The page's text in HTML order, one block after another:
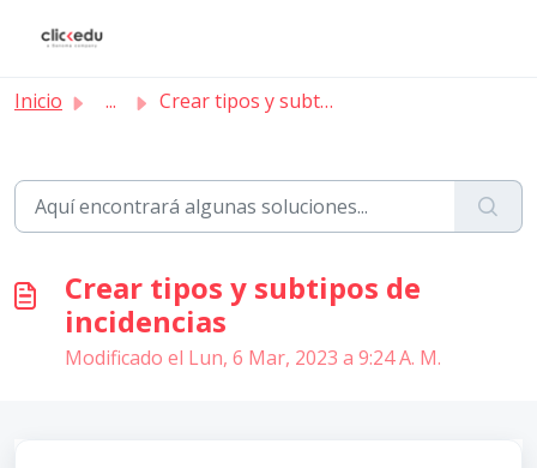
Inicio ... Crear tipos y subtipos de incidencias
Crear tipos y subtipos de
incidencias
Modificado el Lun, 6 Mar, 2023 a 9:24 A. M.